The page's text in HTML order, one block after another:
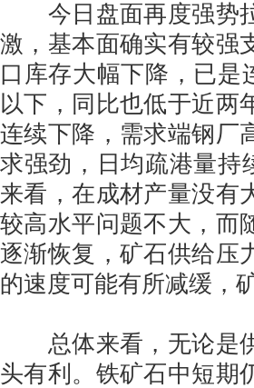
今日盘面再度强势拉
激，基本面确实有较强
口库存大幅下降，已是
以下，同比也低于近两
连续下降，需求端钢厂
求强劲，日均疏港量持
来看，在成材产量没有
较高水平问题不大，而
逐渐恢复，矿石供给压
的速度可能有所减缓，
总体来看，无论是供
头有利。铁矿石中短期